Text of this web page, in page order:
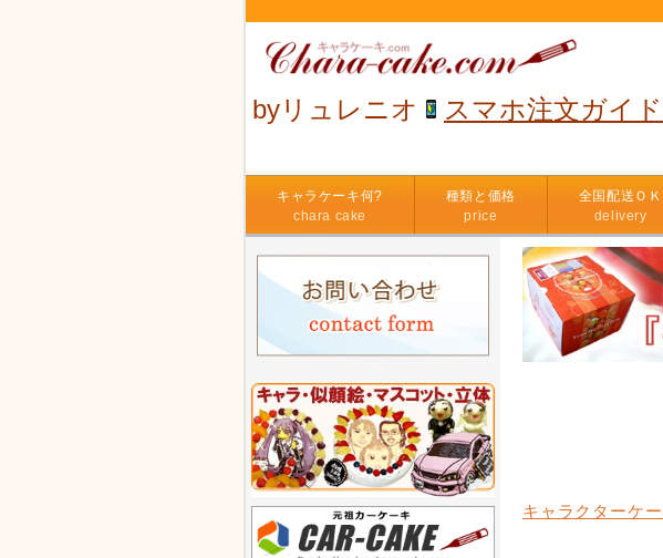
byリュレニオ スマホ注文ガイド
キャラケーキ何?
chara cake
種類と価格
price
全国配送ＯＫ
delivery
キャラクターケ